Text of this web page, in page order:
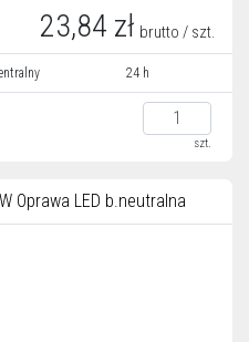
23,84 zł brutto / szt.
24 h
szt.
Oprawa LED b.neutralna